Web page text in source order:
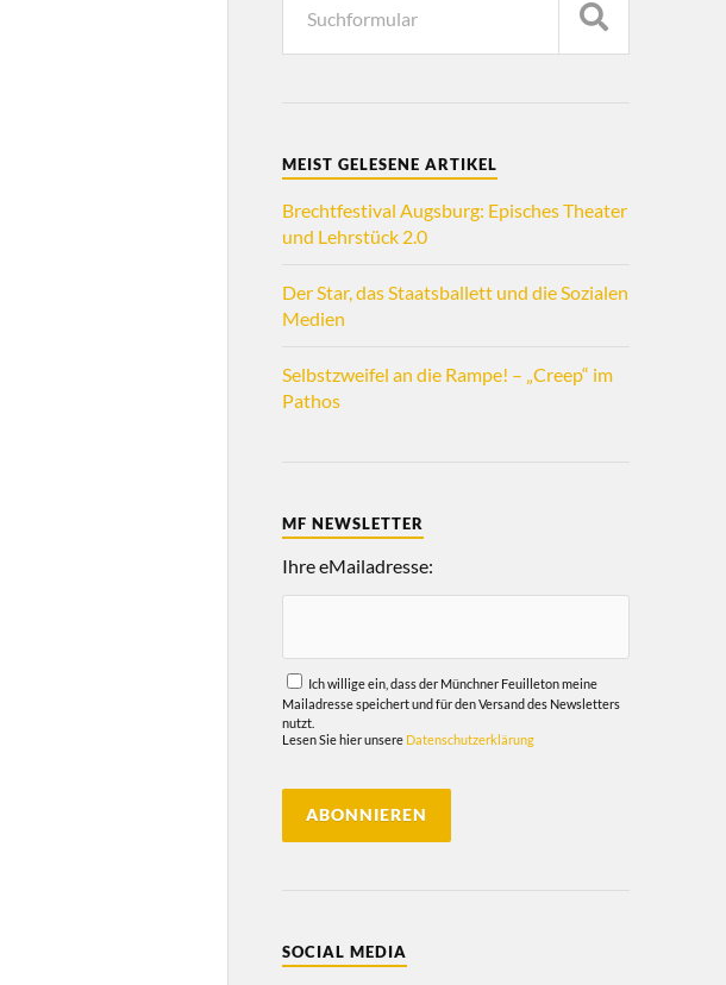
MEIST GELESENE ARTIKEL
Brechtfestival Augsburg: Episches Theater
und Lehrstück 2.0
Der Star, das Staatsballett und die Sozialen
Medien
Selbstzweifel an die Rampe! – „Creep“ im
Pathos
MF NEWSLETTER
Ihre eMailadresse:
Ich willige ein, dass der Münchner Feuilleton meine
Mailadresse speichert und für den Versand des Newsletters
nutzt.
Lesen Sie hier unsere Datenschutzerklärung
SOCIAL MEDIA